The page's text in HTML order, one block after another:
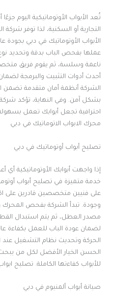
تُعد الأبواب الأوتوماتيكية اليوم
التجارية أو السكنية، لذا توفر
الأبواب الأوتوماتيك في دبي بجودة
عملها بفحص الباب بدقة وتحديد
ناعمة وسلسة، ثم يقوم فريق
أحدث أدوات التثبيت والبرمجة
الشركة أنظمة أمان متقدمة تضمن
بشكل آمن. وفي النهاية، تؤكد
احترافية تجعل أبوابك تعمل
محرك الابواب الاتوماتيك في دبي
تصليح أبواب أوتوماتيك في دبي
إذا واجهت أبوابك الأوتوماتيكية
خدمة متميزة في تصليح أبواب
على فنيين متخصصين قادرين على
وجودة. تبدأ الشركة بفحص
مصدر العطل، ثم يتم استبدال
لضمان عودة الباب للعمل بكفاءة
الحركة وتحديث نظام التشغيل عند
الحسن الخيار الأفضل لكل من
للأبواب كفاءتها الكاملة. تصليح
صيانة أبواب ألمنيوم في دبي